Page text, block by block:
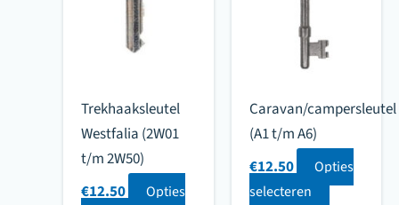
Trekhaaksleutel
Westfalia (2W01
t/m 2W50)
€12.50
Opties
Caravan/campersleutel
(A1 t/m A6)
€12.50
Opties
selecteren